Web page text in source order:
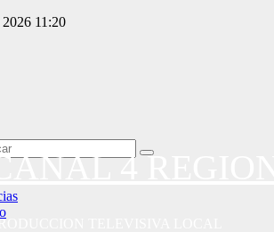
2026 11:20
4
TELEVISIVA LOCAL